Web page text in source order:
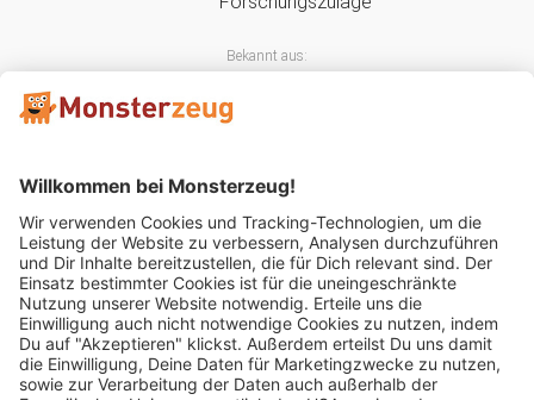
Bekannt aus:
Mitglied im: